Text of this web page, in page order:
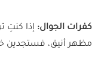
كفرات الجوال: إذا كنتِ
مظهر أنيق، فستجدين